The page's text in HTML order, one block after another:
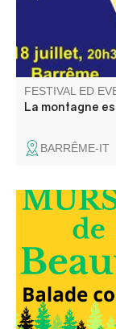
FESTIVAL ED
La montagne
BARRÊME-IT
Elli la conteuse
dans le temps,
des habitants